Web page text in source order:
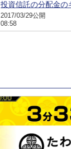
投資信託の分配金の
2017/03/29公開
08:58